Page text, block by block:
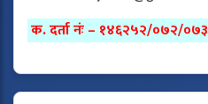
क. दर्ता नंः – १४६२५२/०७२/०७३